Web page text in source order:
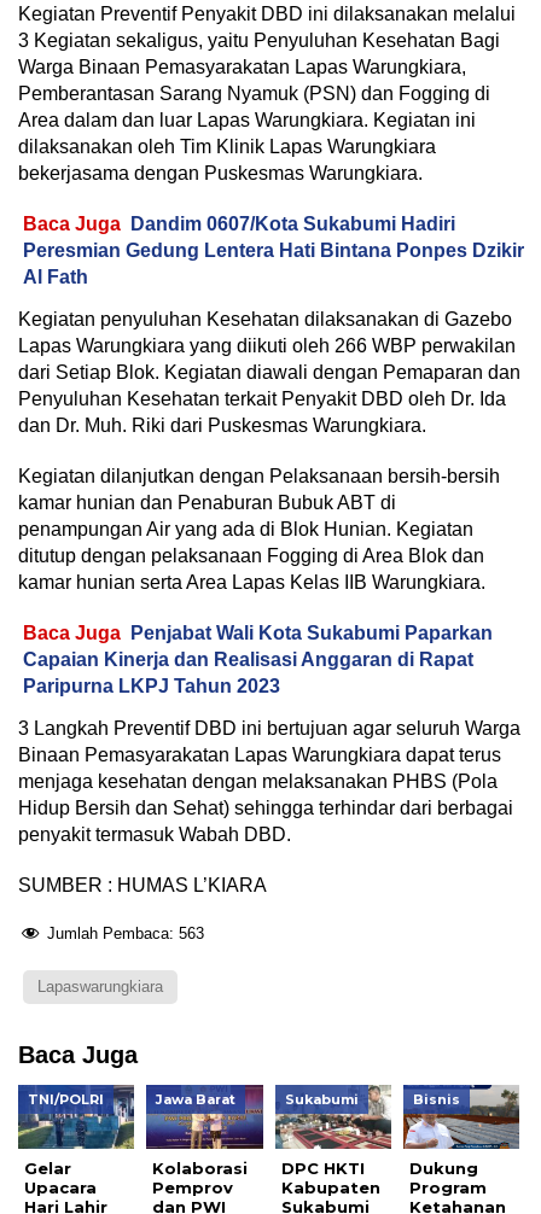
Kegiatan Preventif Penyakit DBD ini dilaksanakan melalui
3 Kegiatan sekaligus, yaitu Penyuluhan Kesehatan Bagi
Warga Binaan Pemasyarakatan Lapas Warungkiara,
Pemberantasan Sarang Nyamuk (PSN) dan Fogging di
Area dalam dan luar Lapas Warungkiara. Kegiatan ini
dilaksanakan oleh Tim Klinik Lapas Warungkiara
bekerjasama dengan Puskesmas Warungkiara.
Baca Juga
Dandim 0607/Kota Sukabumi Hadiri
Peresmian Gedung Lentera Hati Bintana Ponpes Dzikir
Al Fath
Kegiatan penyuluhan Kesehatan dilaksanakan di Gazebo
Lapas Warungkiara yang diikuti oleh 266 WBP perwakilan
dari Setiap Blok. Kegiatan diawali dengan Pemaparan dan
Penyuluhan Kesehatan terkait Penyakit DBD oleh Dr. Ida
dan Dr. Muh. Riki dari Puskesmas Warungkiara.
Kegiatan dilanjutkan dengan Pelaksanaan bersih-bersih
kamar hunian dan Penaburan Bubuk ABT di
penampungan Air yang ada di Blok Hunian. Kegiatan
ditutup dengan pelaksanaan Fogging di Area Blok dan
kamar hunian serta Area Lapas Kelas IIB Warungkiara.
Baca Juga
Penjabat Wali Kota Sukabumi Paparkan
Capaian Kinerja dan Realisasi Anggaran di Rapat
Paripurna LKPJ Tahun 2023
3 Langkah Preventif DBD ini bertujuan agar seluruh Warga
Binaan Pemasyarakatan Lapas Warungkiara dapat terus
menjaga kesehatan dengan melaksanakan PHBS (Pola
Hidup Bersih dan Sehat) sehingga terhindar dari berbagai
penyakit termasuk Wabah DBD.
SUMBER : HUMAS L’KIARA
Jumlah Pembaca: 563
Lapaswarungkiara
Baca Juga
TNI/POLRI
Gelar
Upacara
Hari Lahir
Jawa Barat
Kolaborasi
Pemprov
dan PWI
Sukabumi
DPC HKTI
Kabupaten
Sukabumi
Bisnis
Dukung
Program
Ketahanan